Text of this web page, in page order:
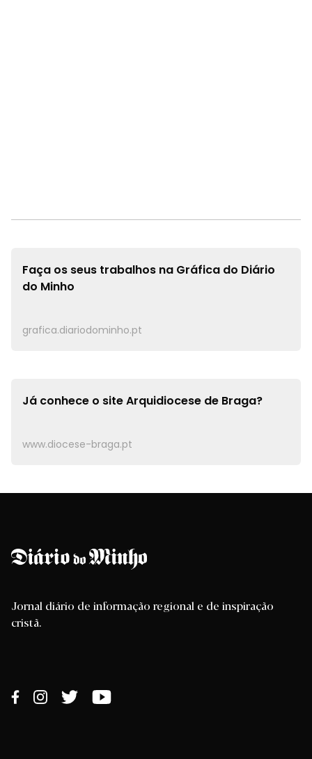
Faça os seus trabalhos na Gráfica do Diário
do Minho
grafica.diariodominho.pt
Já conhece o siteArquidiocese de Braga?
www.diocese-braga.pt
Jornal diário de informação regional e de inspiração
cristã.